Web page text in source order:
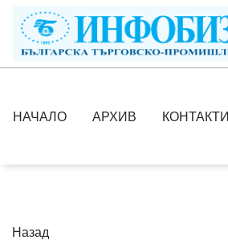
НАЧАЛО АРХИВ КОНТАКТИ
Назад